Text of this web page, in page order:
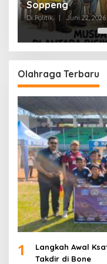
Soppeng
Di Politik | Juni 22, 2026
Olahraga Terbaru
1
Langkah Awal
Takdir di Bone